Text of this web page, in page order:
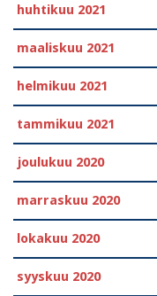
huhtikuu 2021
maaliskuu 2021
helmikuu 2021
tammikuu 2021
joulukuu 2020
marraskuu 2020
lokakuu 2020
syyskuu 2020